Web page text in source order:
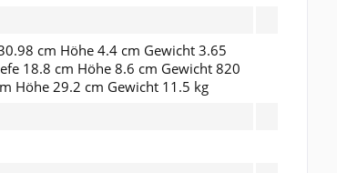
cm Höhe 4.4 cm Gewicht 3.65
18.8 cm Höhe 8.6 cm Gewicht 820
Höhe 29.2 cm Gewicht 11.5 kg